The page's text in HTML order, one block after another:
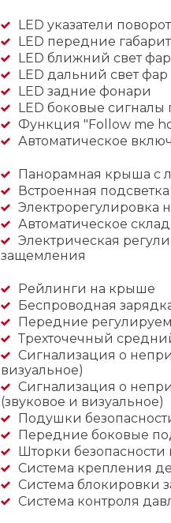
LED указатели
LED передние
LED ближний свет фар
LED дальний свет фар
LED задние фонари
LED боковые сигналы
Функция "Follow me
Автоматическое
Панорамная крыша с
Встроенная
Электрорегулировка
Автоматическое
Электрическая
защемления
Рейлинги на крыше
Беспроводная
Передние
Трехточечный
Сигнализация о
визуальное)
Сигнализация о
(звуковое и визуальное)
Подушки
Передние боковые
Шторки безопасности
Система крепления
Система блокировки
Система контроля